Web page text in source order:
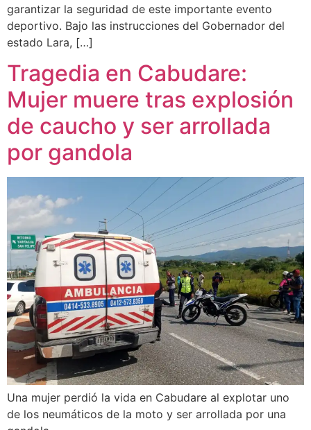
garantizar la seguridad de este importante evento
deportivo. Bajo las instrucciones del Gobernador del
estado Lara, […]
Tragedia en Cabudare:
Mujer muere tras explosión
de caucho y ser arrollada
por gandola
Una mujer perdió la vida en Cabudare al explotar uno
de los neumáticos de la moto y ser arrollada por una